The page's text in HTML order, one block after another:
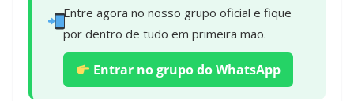
Entre agora no nosso grupo oficial e fique
por dentro de tudo em primeira mão.
Entrar no grupo do WhatsApp